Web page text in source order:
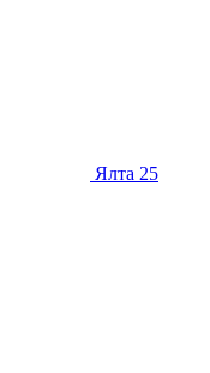
Ялта 25